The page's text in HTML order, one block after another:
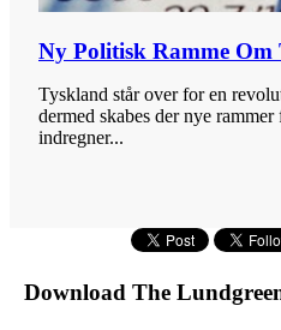
Ny Politisk Ramme
Tyskland står over for en
dermed skabes der nye
indregner...
Download The